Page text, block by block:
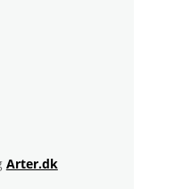
Arter.dk